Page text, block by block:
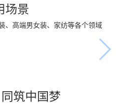
场景
、高端男女装、家纺等各个领域
筑中国梦